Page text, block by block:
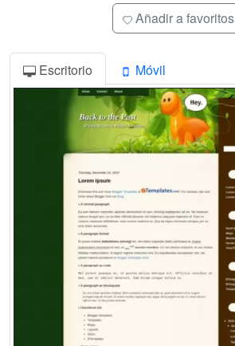
Añadir a favoritos
Escritorio Móvil